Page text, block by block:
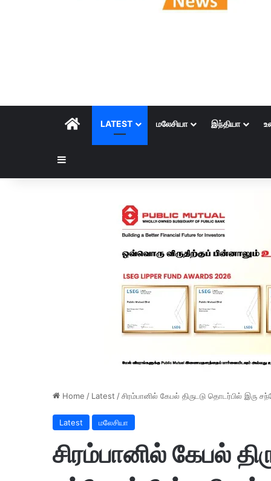
HOMELATEST மலேசியா இந்தியா
Home / Latest /சிரம்பானில் கேபல் திருடடு தொடர்பில் இரு
Latest மலேசியா
சிரம்பானில் கேபல்